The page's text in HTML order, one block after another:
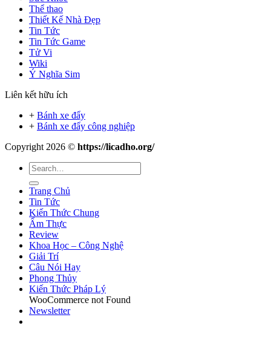
Thể thao
Thiết Kế Nhà Đẹp
Tin Tức
Tin Tức Game
Tử Vi
Wiki
Ý Nghĩa Sim
Liên kết hữu ích
+ Bánh xe đẩy
+ Bánh xe đẩy công nghiệp
Copyright 2026 © https://licadho.org/
Trang Chủ
Tin Tức
Kiến Thức Chung
Ẩm Thực
Review
Khoa Học – Công Nghệ
Giải Trí
Câu Nói Hay
Phong Thủy
Kiến Thức Pháp Lý
WooCommerce not Found
Newsletter